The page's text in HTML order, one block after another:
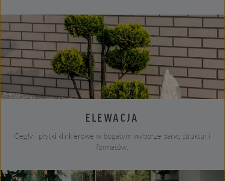
ELEWACJA
Cegły i płytki klinkierowe w bogatym wyborze barw, struktur i
formatów.